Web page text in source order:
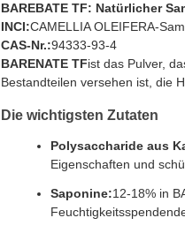
BAREBATE TF: Natürlicher
INCI:CAMELLIA OLEIFERA-
CAS-Nr.:94333-93-4
BARENATE TFist das Pulver,
Bestandteilen versehen ist, die
Die wichtigsten Zutaten
Polysaccharide aus
Eigenschaften und
Saponine:12-18% in